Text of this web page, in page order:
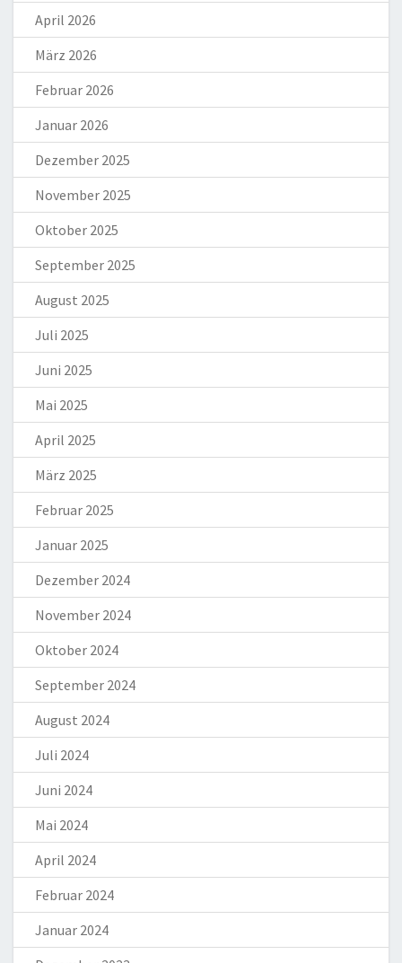
April 2026
März 2026
Februar 2026
Januar 2026
Dezember 2025
November 2025
Oktober 2025
September 2025
August 2025
Juli 2025
Juni 2025
Mai 2025
April 2025
März 2025
Februar 2025
Januar 2025
Dezember 2024
November 2024
Oktober 2024
September 2024
August 2024
Juli 2024
Juni 2024
Mai 2024
April 2024
Februar 2024
Januar 2024